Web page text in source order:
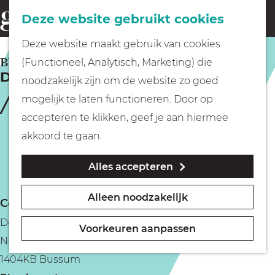
Deze website gebruikt cookies
Deze website maakt gebruik van cookies
(Functioneel, Analytisch, Marketing) die
noodzakelijk zijn om de website zo goed
mogelijk te laten functioneren. Door op
accepteren te klikken, geef je aan hiermee
akkoord te gaan.
Alles accepteren
Alleen noodzakelijk
Voorkeuren aanpassen
G
a
n
a
o
m
e
p
Fietsen
Wandelen
Geocachen
Naar het museum
o
e
k
e
n
Dekselz
BUSSUM
Contact
Dekselz
Nieuwe Brink 14
1404KB Bussum